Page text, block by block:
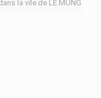
la vile de LE MUNG